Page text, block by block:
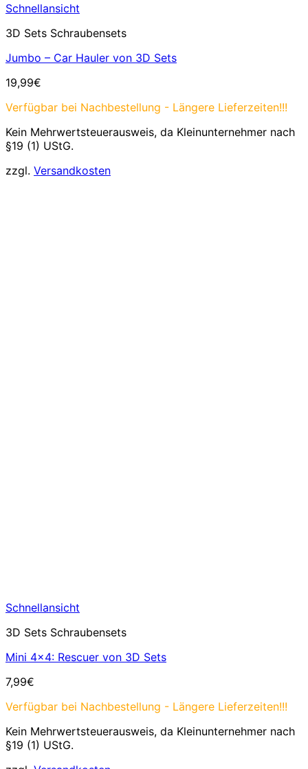
Schnellansicht
3D Sets Schraubensets
Jumbo – Car Hauler von 3D Sets
19,99€
Verfügbar bei Nachbestellung - Längere Lieferzeiten!!!
Kein Mehrwertsteuerausweis, da Kleinunternehmer nach
§19 (1) UStG.
zzgl. Versandkosten
Schnellansicht
3D Sets Schraubensets
Mini 4×4: Rescuer von 3D Sets
7,99€
Verfügbar bei Nachbestellung - Längere Lieferzeiten!!!
Kein Mehrwertsteuerausweis, da Kleinunternehmer nach
§19 (1) UStG.